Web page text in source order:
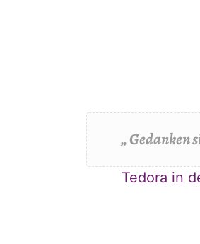
„ Gedanken
Tedora in